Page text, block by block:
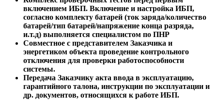
включением ИБП. Включение и настройка ИБП,
согласно комплекту батарей (ток заряда/количество
батарей/тип батарей/напряжение конца разряда,
и.т.д) выполняется специалистом по ПНР
Совместное с представителем Заказчика и
энергетиком объекта проведение контрольного
отключения для проверки работоспособности
системы.
Передача Заказчику акта ввода в эксплуатацию,
гарантийного талона, инструкции по эксплуатации и
др. документов, относящихся к работе ИБП.